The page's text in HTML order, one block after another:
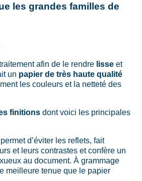
les grandes familles de
afin de le rendre lisse et
un papier de très haute qualité
les couleurs et la netteté des
finitions dont voici les principales
d’éviter les reflets, fait
et leurs contrastes et confère un
au document. À grammage
meilleure tenue que le papier